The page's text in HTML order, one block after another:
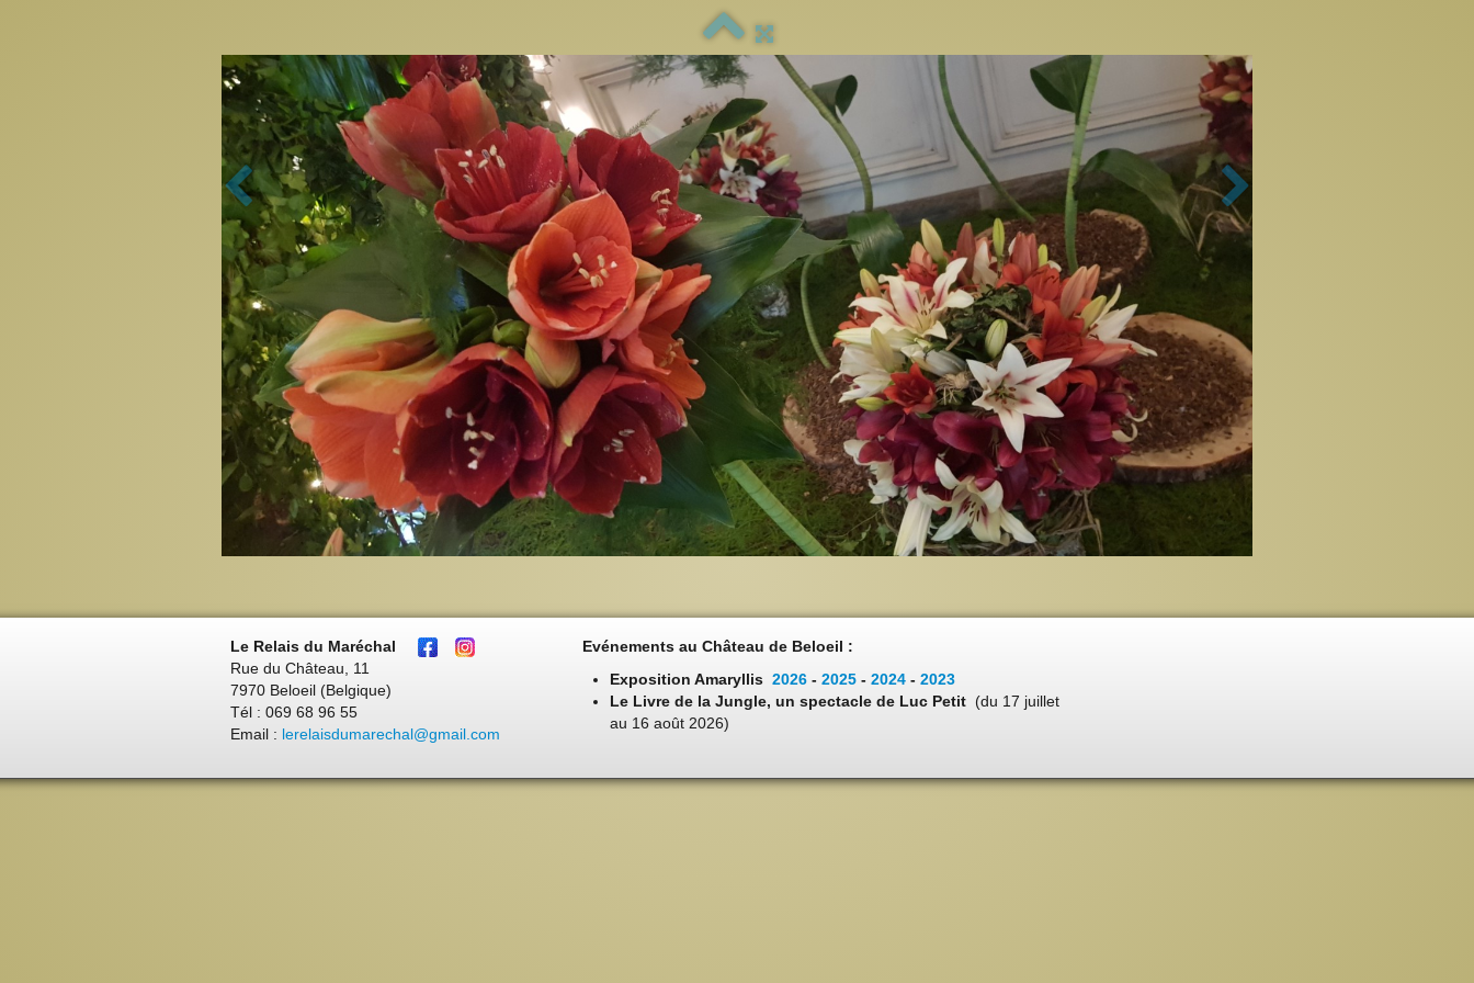
Le Relais du Maréchal
Rue du Château, 11
7970 Beloeil (Belgique)
Tél : 069 68 96 55
Email : lerelaisdumarechal@gmail.com
Evénements au Château de Beloeil :
Exposition Amaryllis 2026 -2025 -2024 -2023
Le Livre de la Jungle, un spectacle de Luc Petit(du 17 juillet
au 16 août 2026)